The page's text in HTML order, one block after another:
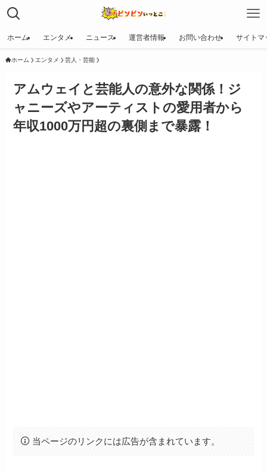
ホーム エンタメ ニュース 運営者情報 お問い合わせ サイトマ
ホーム エンタメ 芸人・芸能
アムウェイと芸能人の意外な関係！ジ
ャニーズやアーティストの愛用者から
年収1000万円超の裏側まで暴露！
当ページのリンクには広告が含まれています。